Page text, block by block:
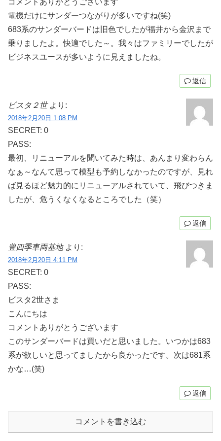
電機だけにサンダーつながりが多いですね(笑)
683系のサンダーバードは旧色でしたが福井から金沢まで
乗りましたよ。快適でした～。我々はファミリーでしたが
ビジネスユースが多いように見えましたね。
返信
ビスタ２世 より:
2018年2月20日 1:08 PM
SECRET: 0
PASS:
最初、リニューアルを聞いてみた時は、あんまり変わらん
なぁ～なんて思って模型も予約しなかったのですが、見れ
ば見るほど魅力的にリニューアルされていて、飛びつきま
したが、危うくなくなるところでした（笑）
返信
豊四季車両基地 より:
2018年2月20日 4:11 PM
SECRET: 0
PASS:
ビスタ2世さま
こんにちは
コメントありがとうございます
このサンダーバードは買いだと思いました。いつかは683
系が欲しいと思ってましたから良かったです。次は681系
かな…(笑)
返信
コメントを書き込む